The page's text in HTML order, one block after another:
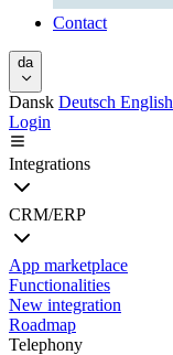
Contact
da
Dansk Deutsch English
Login
Integrations
CRM/ERP
App marketplace
Functionalities
New integration
Roadmap
Telephony